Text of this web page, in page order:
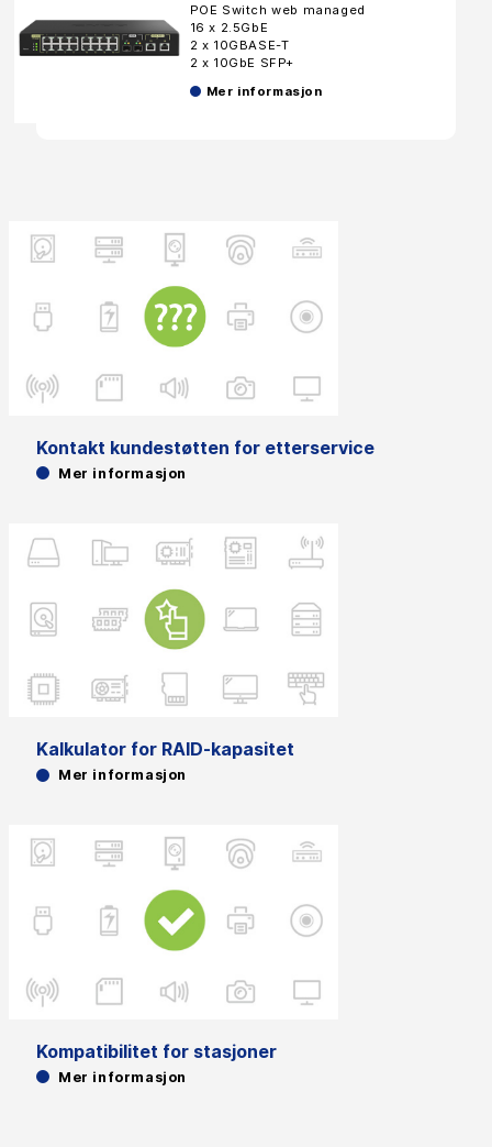
POE Switch web managed
16 x 2.5GbE
2 x 10GBASE-T
2 x 10GbE SFP+
Mer informasjon
Kontakt kundestøtten for etterservice
Mer informasjon
Kalkulator for RAID-kapasitet
Mer informasjon
Kompatibilitet for stasjoner
Mer informasjon